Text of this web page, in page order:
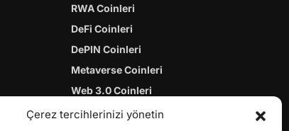
Çerez tercihlerinizi yönetin
RWA Coinleri
DeFi Coinleri
DePIN Coinleri
Metaverse Coinleri
Web 3.0 Coinleri
Coin Türevleri